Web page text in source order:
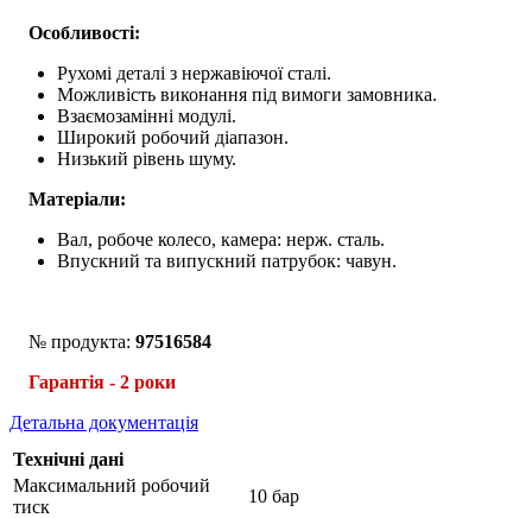
Особливості:
Рухомі деталі з нержавіючої сталі.
Можливість виконання під вимоги замовника.
Взаємозамінні модулі.
Широкий робочий діапазон.
Низький рівень шуму.
Матеріали:
Вал, робоче колесо, камера: нерж. сталь.
Впускний та випускний патрубок: чавун.
№ продукта: 97516584
Гарантія - 2 роки
Детальна документація
Технічні дані
Максимальний робочий
тиск
10 бар